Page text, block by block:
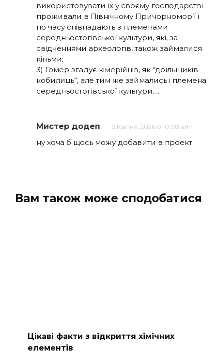
використовувати їх у своєму господарстві
проживали в Північному Причорномор’ї і
по часу співпадають з племенами
середньостогівської культури, які, за
свідченнями археологів, також займалися
кіньми;
3) Гомер згадує кімерійців, як “доїльщиків
кобилиць”, але тим же займались і племена
середньостогівської культури….
Мистер додеп 5 Квітня, 2026 о 10:08 am
ну хоча б щось можу добавити в проект
Вам також може сподобатися
Цікаві факти з відкриття хімічних
елементів